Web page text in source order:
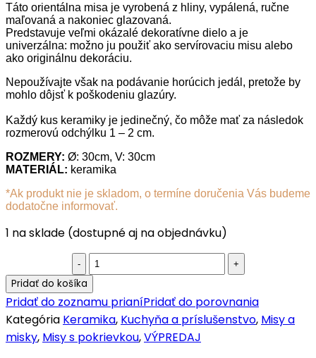
Táto orientálna misa je vyrobená z hliny, vypálená, ručne
maľovaná a nakoniec glazovaná.
Predstavuje veľmi okázalé dekoratívne dielo a je
univerzálna: možno ju použiť ako servírovaciu misu alebo
ako originálnu dekoráciu.
Nepoužívajte však na podávanie horúcich jedál, pretože by
mohlo dôjsť k poškodeniu glazúry.
Každý kus keramiky je jedinečný, čo môže mať za následok
rozmerovú odchýlku 1 – 2 cm.
ROZMERY: Ø: 30cm, V: 30cm
MATERIÁL: keramika
*Ak produkt nie je skladom, o termíne doručenia Vás budeme
dodatočne informovať.
1 na sklade (dostupné aj na objednávku)
Marocká
misa
s
pokrievkou
M07
quantity
Pridať do košíka
Pridať do zoznamu prianíPridať do porovnania
Kategória Keramika, Kuchyňa a príslušenstvo, Misy a
misky, Misy s pokrievkou,VÝPREDAJ